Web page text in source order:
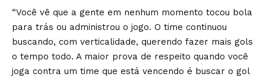
“Você vê que a gente em nenhum momento tocou bola
para trás ou administrou o jogo. O time continuou
buscando, com verticalidade, querendo fazer mais gols
o tempo todo. A maior prova de respeito quando você
joga contra um time que está vencendo é buscar o gol